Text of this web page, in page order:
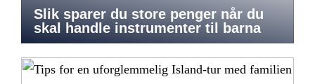
Slik sparer du store penger når du
skal handle instrumenter til barna